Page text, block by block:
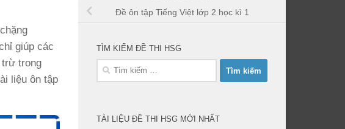
giúp các
trừ trong
liệu ôn tập
Đề ôn tập Tiếng Việt lớp 2 học kì 1
TÌM KIẾM ĐỀ THI HSG
Tìm
TÀI LIỆU ĐỀ THI HSG MỚI NHẤT